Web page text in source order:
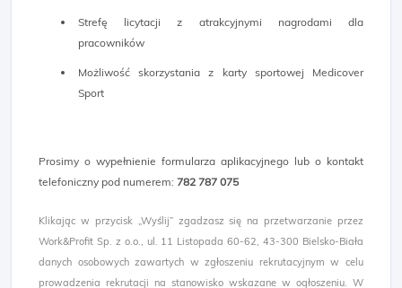
Strefę licytacji z atrakcyjnymi nagrodami dla
pracowników
Możliwość skorzystania z karty sportowej Medicover
Sport
Prosimy o wypełnienie formularza aplikacyjnego lub o kontakt
telefoniczny pod numerem: 782 787 075
Klikając w przycisk „Wyślij” zgadzasz się na przetwarzanie przez
Work&Profit Sp. z o.o., ul. 11 Listopada 60-62, 43-300 Bielsko-Biała
danych osobowych zawartych w zgłoszeniu rekrutacyjnym w celu
prowadzenia rekrutacji na stanowisko wskazane w ogłoszeniu. W